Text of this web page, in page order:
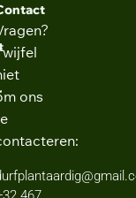
ons